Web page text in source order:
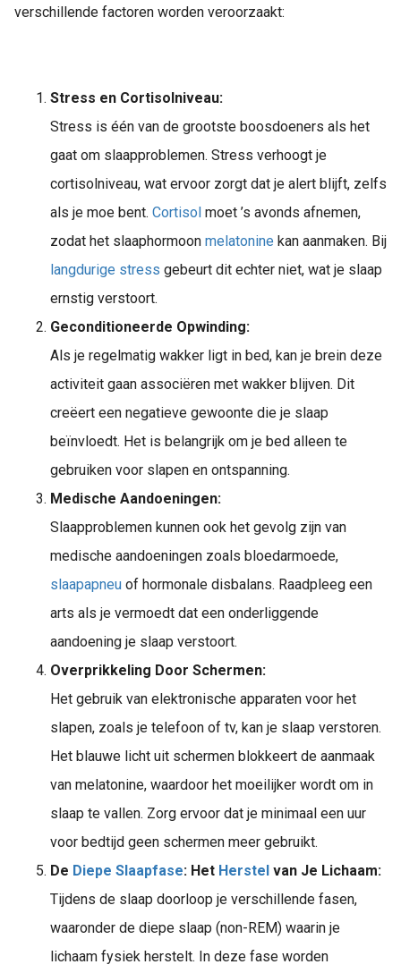
verschillende factoren worden veroorzaakt:
Stress en Cortisolniveau:
Stress is één van de grootste boosdoeners als het
gaat om slaapproblemen. Stress verhoogt je
cortisolniveau, wat ervoor zorgt dat je alert blijft, zelfs
als je moe bent. Cortisol moet ’s avonds afnemen,
zodat het slaaphormoon melatonine kan aanmaken. Bij
langdurige stress gebeurt dit echter niet, wat je slaap
ernstig verstoort.
Geconditioneerde Opwinding:
Als je regelmatig wakker ligt in bed, kan je brein deze
activiteit gaan associëren met wakker blijven. Dit
creëert een negatieve gewoonte die je slaap
beïnvloedt. Het is belangrijk om je bed alleen te
gebruiken voor slapen en ontspanning.
Medische Aandoeningen:
Slaapproblemen kunnen ook het gevolg zijn van
medische aandoeningen zoals bloedarmoede,
slaapapneu of hormonale disbalans. Raadpleeg een
arts als je vermoedt dat een onderliggende
aandoening je slaap verstoort.
Overprikkeling Door Schermen:
Het gebruik van elektronische apparaten voor het
slapen, zoals je telefoon of tv, kan je slaap verstoren.
Het blauwe licht uit schermen blokkeert de aanmaak
van melatonine, waardoor het moeilijker wordt om in
slaap te vallen. Zorg ervoor dat je minimaal een uur
voor bedtijd geen schermen meer gebruikt.
De Diepe Slaapfase: Het Herstel van Je Lichaam:
Tijdens de slaap doorloop je verschillende fasen,
waaronder de diepe slaap (non-REM) waarin je
lichaam fysiek herstelt. In deze fase worden